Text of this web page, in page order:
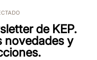
de KEP.
novedades y